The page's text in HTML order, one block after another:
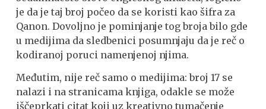
je da je taj broj počeo da se koristi kao šifra za
Qanon. Dovoljno je pominjanje tog broja bilo gde
u medijima da sledbenici posumnjaju da je reč o
kodiranoj poruci namenjenoj njima.
Međutim, nije reč samo o medijima: broj 17 se
nalazi i na stranicama knjiga, odakle se može
iščeprkati citat koji uz kreativno tumačenje